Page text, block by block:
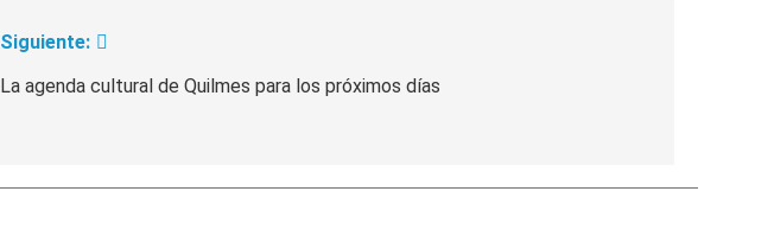
Siguiente:
La agenda cultural de Quilmes para los próximos días